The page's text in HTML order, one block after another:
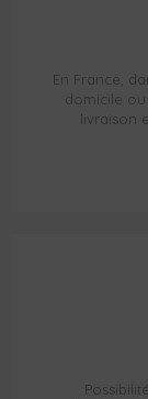
En France,
domicile ou
livraison